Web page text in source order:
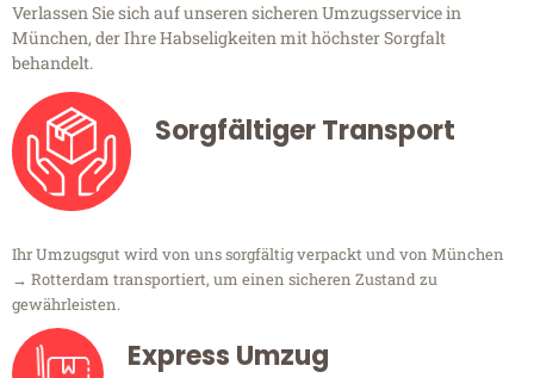
Verlassen Sie sich auf unseren sicheren Umzugsservice in
München, der Ihre Habseligkeiten mit höchster Sorgfalt
behandelt.
Sorgfältiger Transport
Ihr Umzugsgut wird von uns sorgfältig verpackt und von München
→ Rotterdam transportiert, um einen sicheren Zustand zu
gewährleisten.
Express Umzug